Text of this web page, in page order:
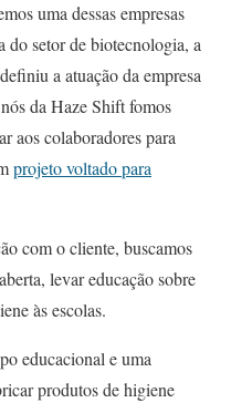
uma dessas empresas
do setor de biotecnologia, a
a atuação da empresa
da Haze Shift fomos
aos colaboradores para
projeto voltado para
com o cliente, buscamos
levar educação sobre
às escolas.
educacional e uma
produtos de higiene